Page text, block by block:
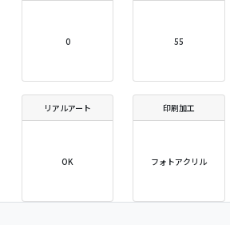
0 55
リアルアート
OK
印刷加工
フォトアクリル